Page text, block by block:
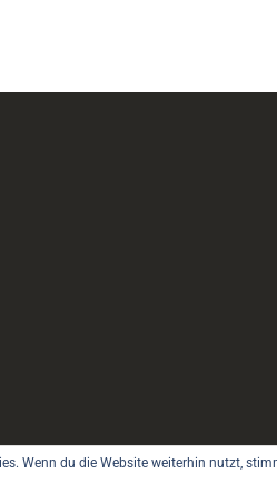
Wenn du die Website weiterhin nutzt,